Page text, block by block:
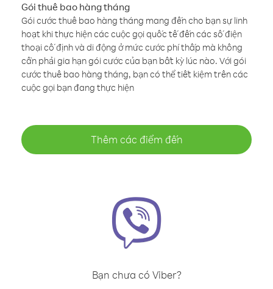
Gói thuê bao hàng tháng
Gói cước thuê bao hàng tháng mang đến cho bạn sự linh
hoạt khi thực hiện các cuộc gọi quốc tế đến các số điện
thoại cố định và di động ở mức cước phí thấp mà không
cần phải gia hạn gói cước của bạn bất kỳ lúc nào. Với gói
cước thuê bao hàng tháng, bạn có thể tiết kiệm trên các
cuộc gọi bạn đang thực hiện
Thêm các điểm đến
Bạn chưa có Viber?